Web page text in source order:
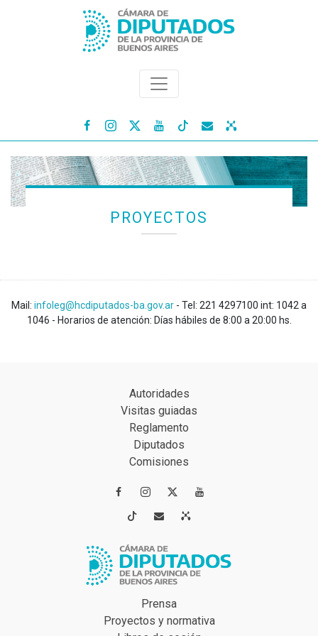
   
PROYECTOS
Mail: infoleg@hcdiputados-ba.gov.ar - Tel: 221 4297100 int: 1042 a
1046 - Horarios de atención: Días hábiles de 8:00 a 20:00 hs.
Autoridades
Visitas guiadas
Reglamento
Diputados
Comisiones
 
 
Prensa
Proyectos y normativa